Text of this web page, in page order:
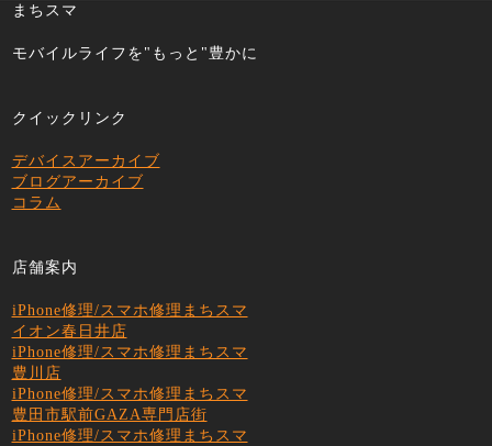
まちスマ
モバイルライフを"もっと"豊かに
クイックリンク
デバイスアーカイブ
ブログアーカイブ
コラム
店舗案内
iPhone修理/スマホ修理まちスマ
イオン春日井店
iPhone修理/スマホ修理まちスマ
豊川店
iPhone修理/スマホ修理まちスマ
豊田市駅前GAZA専門店街
iPhone修理/スマホ修理まちスマ